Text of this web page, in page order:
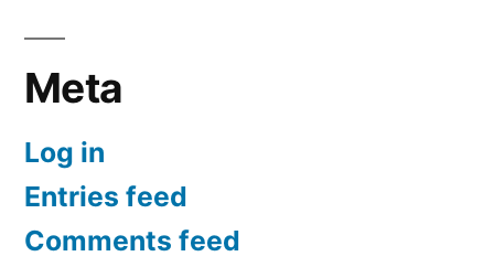
Meta
Log in
Entries feed
Comments feed